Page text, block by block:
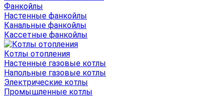
Фанкойлы
Настенные фанкойлы
Канальные фанкойлы
Кассетные фанкойлы
Котлы отопления
Настенные газовые котлы
Напольные газовые котлы
Электрические котлы
Промышленные котлы